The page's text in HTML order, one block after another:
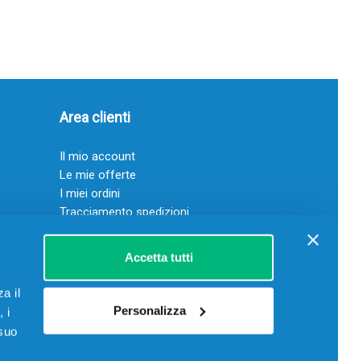
il
i
Accetta tutti
Personalizza
Area clienti
Il mio account
Le mie offerte
I miei ordini
Tracciamento spedizioni
Resi
Servizio clienti